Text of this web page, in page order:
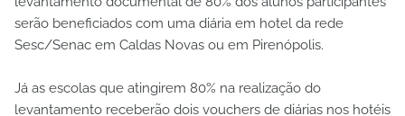
serão beneficiados com uma diária em hotel da rede
Sesc/Senac em Caldas Novas ou em Pirenópolis.
Já as escolas que atingirem 80% na realização do
levantamento receberão dois vouchers de diárias nos hotéis